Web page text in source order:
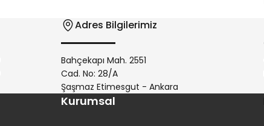
Adres Bilgilerimiz
Bahçekapı Mah. 2551
Cad. No: 28/A
Şaşmaz Etimesgut - Ankara
Kurumsal